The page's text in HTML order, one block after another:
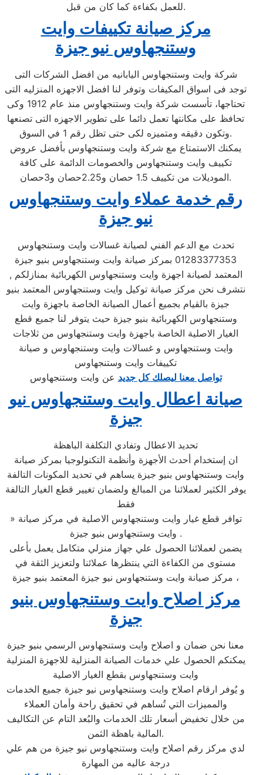
للعمل بكفاءة كما كان من قبل.
مركز صيانة تكييفات وايت
وستنجهاوس نيو جيزة
شركة وايت وستنجهاوس اليابانيه من افضل الشركات التى
توجد فى اسواق المكيفات وتوفر لنا افضل الاجهزه المنزليه التى
تحتاجها، تأسست شركة وايت وستنجهاوس منذ عام 1912 وكى
تحافظ على مكانتها تعمل دائما على تطوير الاجهزه التى تصنعها
وتكون دقيقه ومتميزه لكى حتى تظل رقم 1 في السوق.
يمكنك الاستمتاع مع شركة وايت وستنجهاوس بأفضل عروض
تكييف وايت وستنجهاوس والخصومات الدائمة على كافة
الموديلات من تكييف 1.5 حصان و2.25حصان و3حصان.
رقم خدمة عملاء وايت وستنجهاوس
نيو جيزة
تحدث مع الدعم الفني لصيانة غسالات وايت وستنجهاوس
01283377353 بمركز صيانة وايت وستنجهاوس بنيو جيزة
المعتمد لصيانة اجهزة وايت وستنجهاوس الكهربائية بمنازلكم ,
نتشرف نحن مركز صيانة توكيل وايت وستنجهاوس المعتمد بنيو
جيزة بالقيام بجميع أعمال الصيانة الخاصة باجهزة وايت
وستنجهاوس الكهربائية بنيو جيزة حيث يتوفر لنا جميع قطع
الغيار الاصلية الخاصة باجهزة وايت وستنجهاوس من ثلاجات
وايت وستنجهاوس و غسالات وايت وستنجهاوس و صيانة
تكييفات وايت وستنجهاوس
تواصل معنا ليصلك كل جديد عن وايت وستنجهاوس
صيانة اعطال وايت وستنجهاوس نيو
جيزة
تحديد الاعطال وتفادي التكلفة الباهظة
ان إستخدام أحدث الأجهزة وأنظمة التكنولوجيا بمركز صيانة
وايت وستنجهاوس بنيو جيزة يساهم في تحديد المكونات التالفة
يوفر الكثير لعملائنا من المبالغ ولضمان تغيير قطع الغيار التالفة
فقط
» توافر قطع غيار وايت وستنجهاوس الاصلية في مركز صيانة
وايت وستنجهاوس بنيو جيزة .
يضمن لعملائنا الحصول علي جهاز منزلي متكامل يعمل بأعلى
مستوى من الكفاءة التي ينتظرها عملائنا ولتعزيز الثقة في
مركز صيانة وايت وستنجهاوس نيو جيزة المعتمد بنيو جيزة ،
مركز اصلاح وايت وستنجهاوس بنيو
جيزة
معنا نحن ضمان و اصلاح وايت وستنجهاوس الرسمي بنيو جيزة
يمكنكم الحصول علي خدمات الصيانة المنزلية للاجهزة المنزلية
وايت وستنجهاوس بقطع الغيار الاصلية
و يُوفر ارقام اصلاح وايت وستنجهاوس نيو جيزة جميع الخدمات
والمميزات التي تُساهم في تحقيق راحة وأمان العملاء
من خلال تخفيض أسعار تلك الخدمات والبُعد التام عن التكاليف
المالية باهظة الثمن.
لدي مركز رقم اصلاح وايت وستنجهاوس نيو جيزة من هم علي
درجة عاليه من المهارة